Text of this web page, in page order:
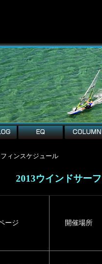
column
ィンスケジュール
2013ウインドサー
ージ 開催場所